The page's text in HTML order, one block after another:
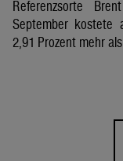
Referenzsorte
September kostete
2,91 Prozent mehr